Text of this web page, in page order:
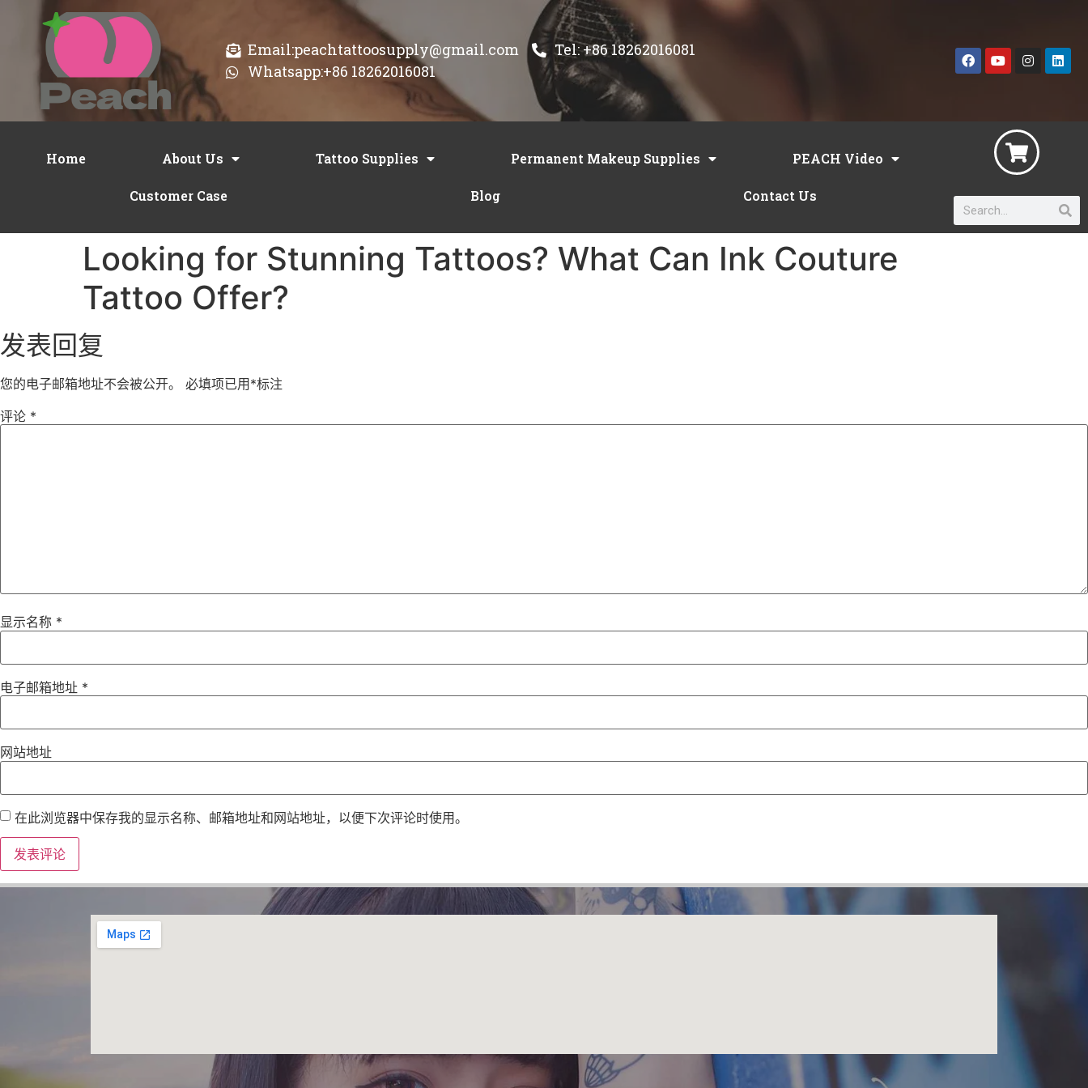
Email:peachtattoosupply@gmail.com
Tel: +86 18262016081
Whatsapp:+86 18262016081
Home About Us Tattoo Supplies Permanent Makeup Supplies PEACH Video
Customer Case Blog Contact Us
Looking for Stunning Tattoos? What Can Ink Couture
Tattoo Offer?
发表回复
您的电子邮箱地址不会被公开。 必填项已用 *标注
评论 *
显示名称 *
电子邮箱地址 *
网站地址
在此浏览器中保存我的显示名称、邮箱地址和网站地址，以便下次评论时使用。